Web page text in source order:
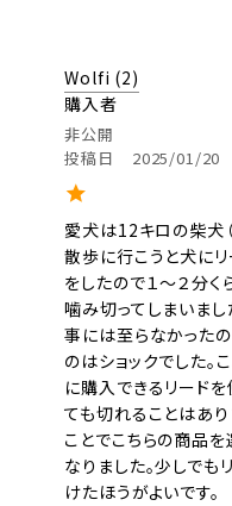
Wolfi 2
購入者
非公開
投稿日
2025/01/20
愛犬は12キロの柴犬（
散歩に行こうと犬に
をしたので１〜２分く
噛み切ってしまいまし
事には至らなかった
のはショックでした。
に購入できるリード
ても切れることはあ
ことでこちらの商品を
なりました。少しで
けたほうがよいです。